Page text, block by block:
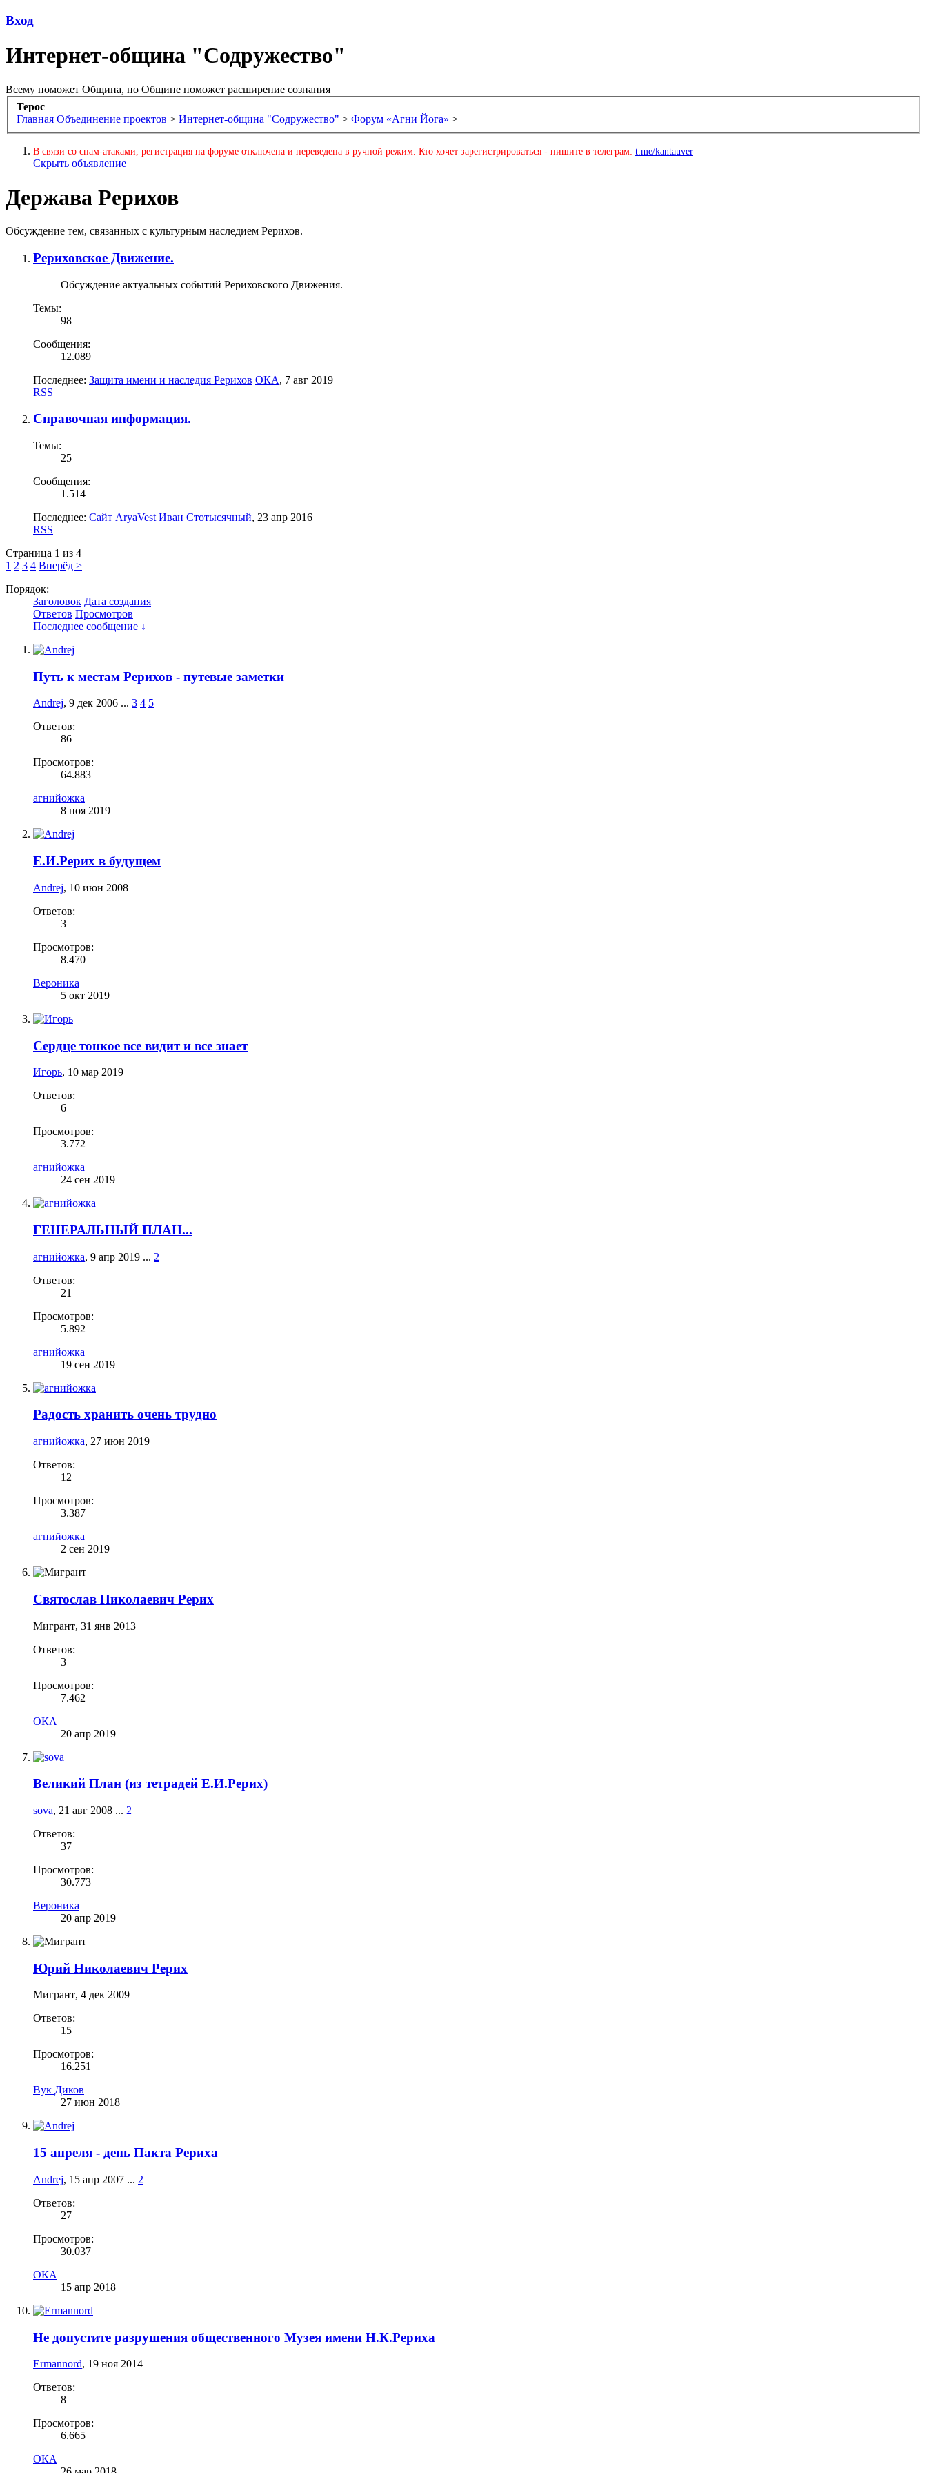
Вход
Интернет-община "Содружество"
Всему поможет Община, но Общине поможет расширение сознания
Терос
Главная Объединение проектов > Интернет-община "Содружество" > Форум «Агни Йога» >
В связи со спам-атаками, регистрация на форуме отключена и переведена в ручной режим. Кто хочет зарегистрироваться - пишите в телеграм: t.me/kantauver
Скрыть объявление
Держава Рерихов
Обсуждение тем, связанных с культурным наследием Рерихов.
Рериховское Движение.
Обсуждение актуальных событий Рериховского Движения.
Темы:
98
Сообщения:
12.089
Последнее: Защита имени и наследия Рерихов ОКА, 7 авг 2019
RSS
Справочная информация.
Темы:
25
Сообщения:
1.514
Последнее: Сайт AryaVest Иван Стотысячный, 23 апр 2016
RSS
Страница 1 из 4
1 2 3 4 Вперёд >
Порядок:
Заголовок Дата создания
Ответов Просмотров
Последнее сообщение ↓
Путь к местам Рерихов - путевые заметки
Andrej, 9 дек 2006 ... 3 4 5
Ответов:
86
Просмотров:
64.883
агнийожка
8 ноя 2019
Е.И.Рерих в будущем
Andrej, 10 июн 2008
Ответов:
3
Просмотров:
8.470
Вероника
5 окт 2019
Сердце тонкое все видит и все знает
Игорь, 10 мар 2019
Ответов:
6
Просмотров:
3.772
агнийожка
24 сен 2019
ГЕНЕРАЛЬНЫЙ ПЛАН...
агнийожка, 9 апр 2019 ... 2
Ответов:
21
Просмотров:
5.892
агнийожка
19 сен 2019
Радость хранить очень трудно
агнийожка, 27 июн 2019
Ответов:
12
Просмотров:
3.387
агнийожка
2 сен 2019
Святослав Николаевич Рерих
Мигрант, 31 янв 2013
Ответов:
3
Просмотров:
7.462
ОКА
20 апр 2019
Великий План (из тетрадей Е.И.Рерих)
sova, 21 авг 2008 ... 2
Ответов:
37
Просмотров:
30.773
Вероника
20 апр 2019
Юрий Николаевич Рерих
Мигрант, 4 дек 2009
Ответов:
15
Просмотров:
16.251
Вук Диков
27 июн 2018
15 апреля - день Пакта Рериха
Andrej, 15 апр 2007 ... 2
Ответов:
27
Просмотров:
30.037
ОКА
15 апр 2018
Не допустите разрушения общественного Музея имени Н.К.Рериха
Ermannord, 19 ноя 2014
Ответов:
8
Просмотров:
6.665
ОКА